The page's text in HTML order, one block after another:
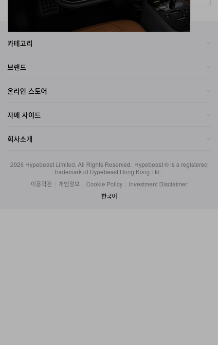
카테고리
브랜드
온라인 스토어
자매 사이트
회사소개
2026 Hypebeast Limited . All Rights Reserved. Hypebeast ® is a registered
trademark of Hypebeast Hong Kong Ltd.
이용약관
개인정보 Cookie Policy
Investment Disclaimer
한국어